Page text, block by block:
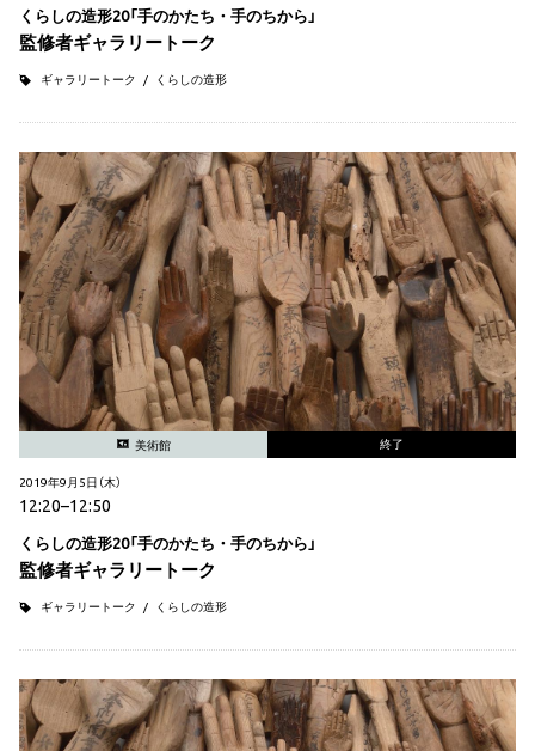
くらしの造形20「手のかたち・手のちから」
監修者ギャラリートーク
ギャラリートーク くらしの造形
美術館 終了
2019年9月5日（木）
12:20–12:50
くらしの造形20「手のかたち・手のちから」
監修者ギャラリートーク
ギャラリートーク くらしの造形